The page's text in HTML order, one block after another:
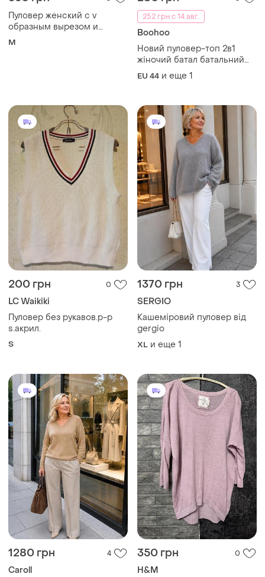
Пуловер женский с v
образным вырезом и
стразами
M
252 грн с 14 авг.
Boohoo
Новий пуловер-топ 2в1
жіночий батал батальний
джемпер з v-образним
вирізом uk 16 кофта топ
EU 44 и еще 1
200 грн 0
LC Waikiki
Пуловер без рукавов.р-р
s.акрил.
S
1370 грн 3
SERGIO
Кашеміровий пуловер від
gergio
XL и еще 1
1280 грн 4
Caroll
350 грн 0
H&M